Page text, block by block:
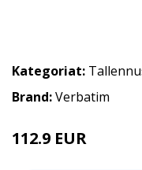
Kategoriat:
Brand:Verbatim
112.9 EUR